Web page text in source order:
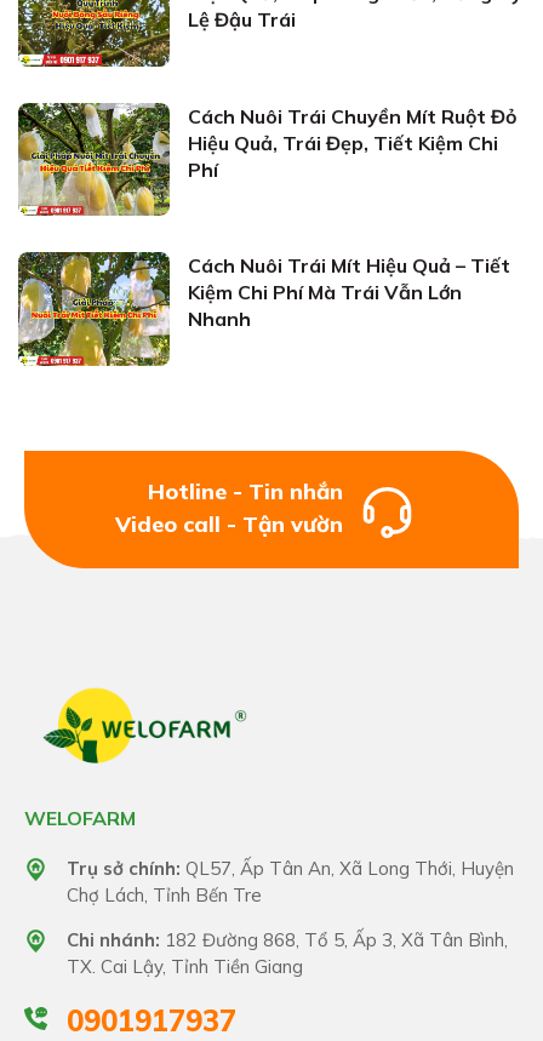
Lệ Đậu Trái
Cách Nuôi Trái Chuyền Mít Ruột Đỏ
Hiệu Quả, Trái Đẹp, Tiết Kiệm Chi
Phí
Cách Nuôi Trái Mít Hiệu Quả – Tiết
Kiệm Chi Phí Mà Trái Vẫn Lớn
Nhanh
Hotline - Tin nhắn
Video call - Tận vườn
WELOFARM
Trụ sở chính: QL57, Ấp Tân An, Xã Long Thới, Huyện
Chợ Lách, Tỉnh Bến Tre
Chi nhánh: 182 Đường 868, Tổ 5, Ấp 3, Xã Tân Bình,
TX. Cai Lậy, Tỉnh Tiền Giang
0901917937